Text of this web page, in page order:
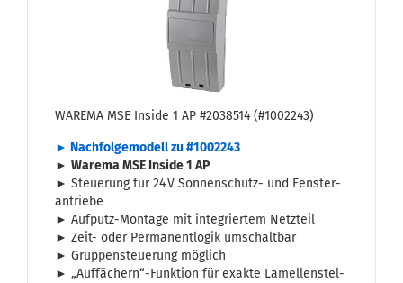
WA­RE­MA MSE In­si­de 1 AP #2038514 (#1002243)
► Nach­fol­ge­mo­dell zu #1002243
► Wa­re­ma MSE In­si­de 1 AP
► Steue­rung für 24 V Sonnenschutz-​ und Fens­ter­
an­trie­be
► Aufputz-​Montage mit in­te­grier­tem Netz­teil
► Zeit- oder Per­ma­nent­lo­gik um­schalt­bar
► Grup­pen­steue­rung mög­lich
► „Auf­fä­chern“-​Funktion für ex­ak­te La­mel­len­stel­